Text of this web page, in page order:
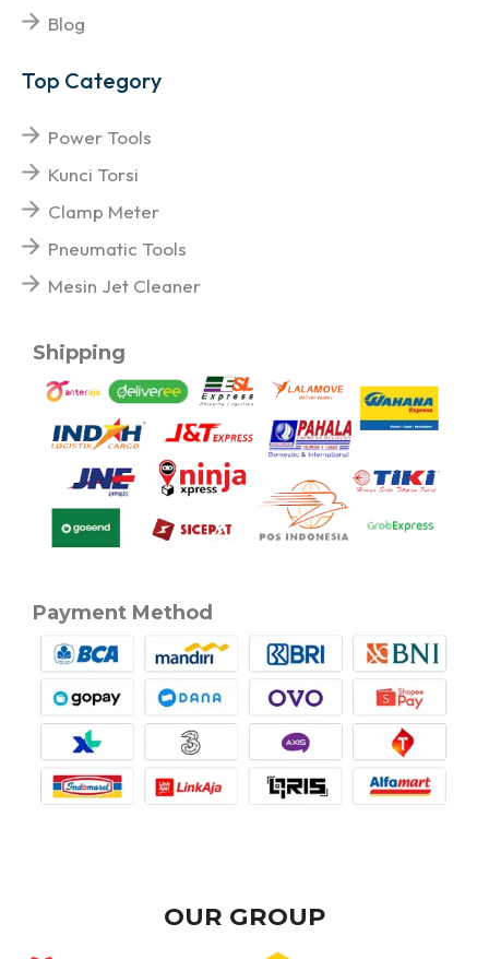
Blog
Top Category
Power Tools
Kunci Torsi
Clamp Meter
Pneumatic Tools
Mesin Jet Cleaner
Shipping
Payment Method
OUR GROUP